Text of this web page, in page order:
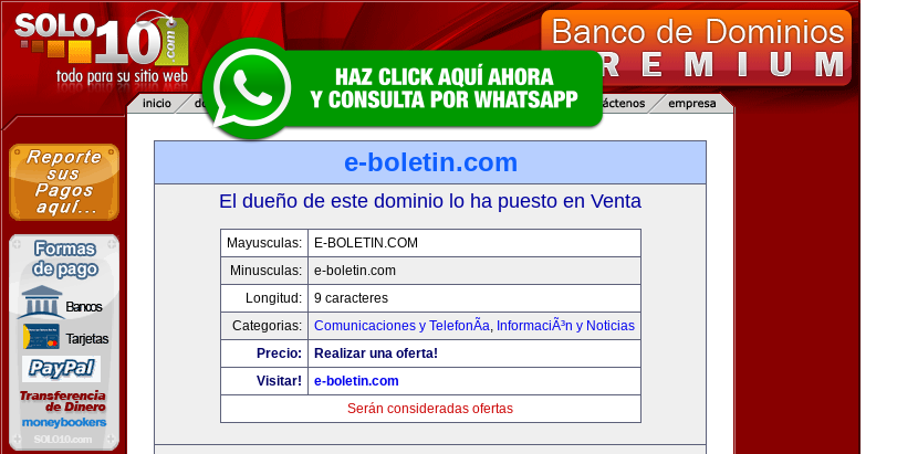
e-boletin.com
El dueño de este dominio lo ha puesto en Venta
Mayusculas:
E-BOLETIN.COM
Minusculas:
e-boletin.com
Longitud:
9 caracteres
Categorias:
Comunicaciones y TelefonÃ­a, InformaciÃ³n y Noticias
Precio:
Realizar una oferta!
Visitar!
e-boletin.com
Serán consideradas ofertas